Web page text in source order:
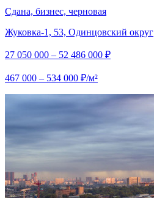
Сдана, бизнес, черновая
Жуковка-1, 53, Одинцовский округ
27 050 000 – 52 486 000 ₽
467 000 – 534 000 ₽/м²